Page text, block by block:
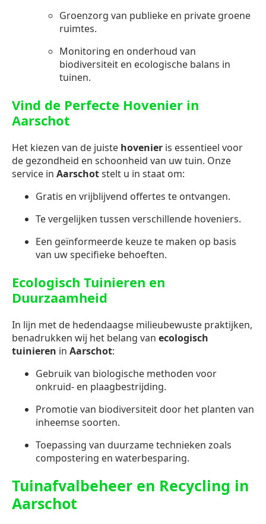
Groenzorg van publieke en private groene
ruimtes.
Monitoring en onderhoud van
biodiversiteit en ecologische balans in
tuinen.
Vind de Perfecte Hovenier in
Aarschot
Het kiezen van de juiste hovenier is essentieel voor
de gezondheid en schoonheid van uw tuin. Onze
service in Aarschotstelt u in staat om:
Gratis en vrijblijvend offertes te ontvangen.
Te vergelijken tussen verschillende hoveniers.
Een geïnformeerde keuze te maken op basis
van uw specifieke behoeften.
Ecologisch Tuinieren en
Duurzaamheid
In lijn met de hedendaagse milieubewuste praktijken,
benadrukken wij het belang van ecologisch
tuinieren in Aarschot:
Gebruik van biologische methoden voor
onkruid- en plaagbestrijding.
Promotie van biodiversiteit door het planten van
inheemse soorten.
Toepassing van duurzame technieken zoals
compostering en waterbesparing.
Tuinafvalbeheer en Recycling in
Aarschot